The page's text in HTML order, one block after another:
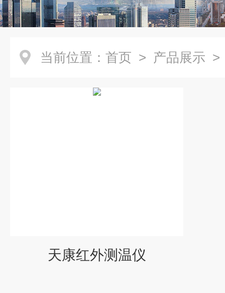
当前位置： 首页 > 产品展示
天康红外测温仪